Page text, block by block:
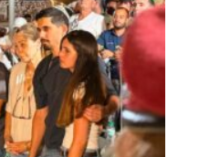
איציק נועם מייסד